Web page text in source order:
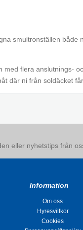
smultronställen
flera anslutnings-
där ni från soldäcket
eller nyhetstips från
Information
Om oss
Hyresvillkor
Cookies